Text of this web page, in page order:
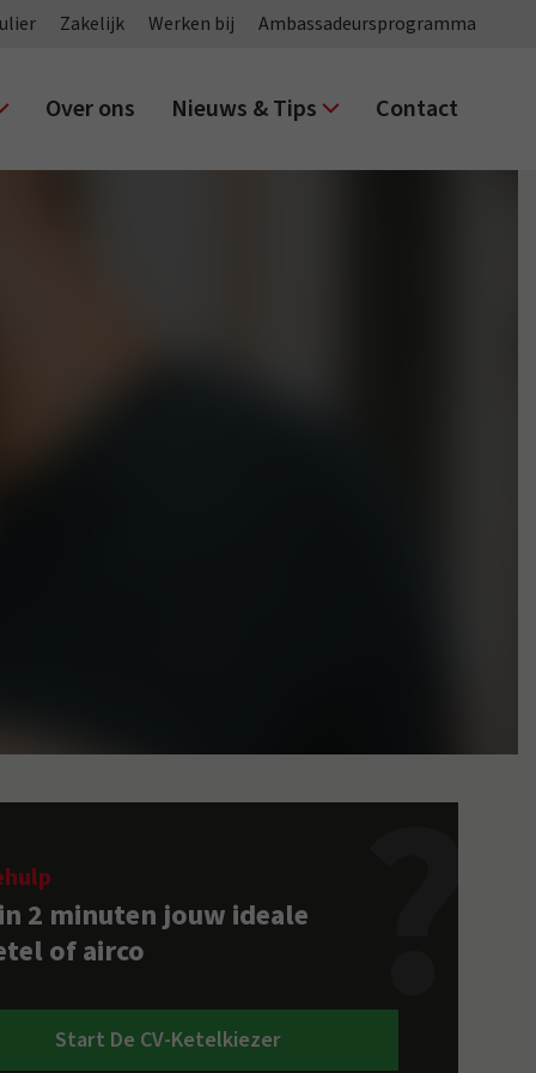
Zakelijk Werken bij Ambassadeursprogramma
Over ons Nieuws & Tips Contact
2 minuten jouw ideale
of airco
Start De CV-Ketelkiezer